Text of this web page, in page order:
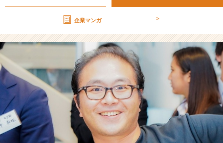
を
書
い
た
ら、
タ
イ
ム
ラ
イ
ン
企業マンガ >